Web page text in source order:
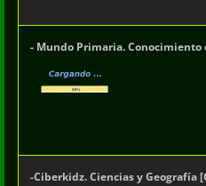
- Mundo Primaria. Conocimiento
-Ciberkidz. Ciencias y Geografía